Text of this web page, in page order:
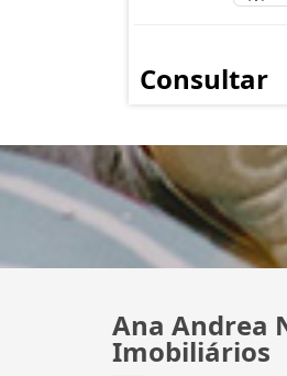
Consultar
Ana Andrea
Imobiliários